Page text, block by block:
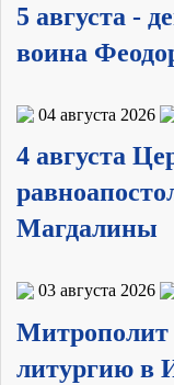
5 августа -
воина
04 августа 2026
4 августа
Магдалины
03 августа 2026
литургию в